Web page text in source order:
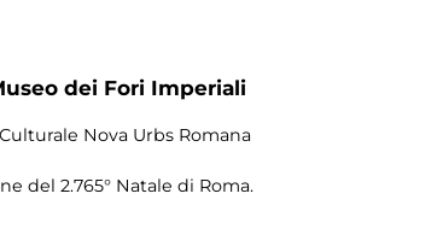
dei Fori Imperiali
Nova Urbs Romana
del 2.765° Natale di Roma.